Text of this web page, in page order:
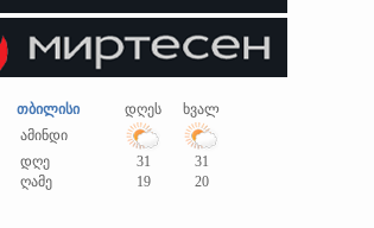
თბილისი დღეს
ხვალ
ამინდი
დღე
31
31
ღამე
19 20